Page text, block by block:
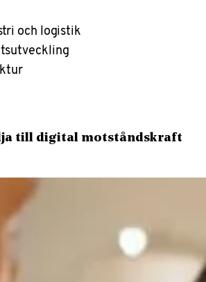
och logistik
till digital motståndskraft